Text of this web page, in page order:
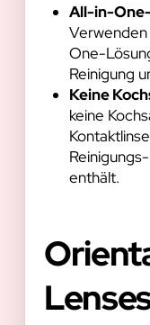
All-in-
One-
Reinigung
Keine
keine
enthält.